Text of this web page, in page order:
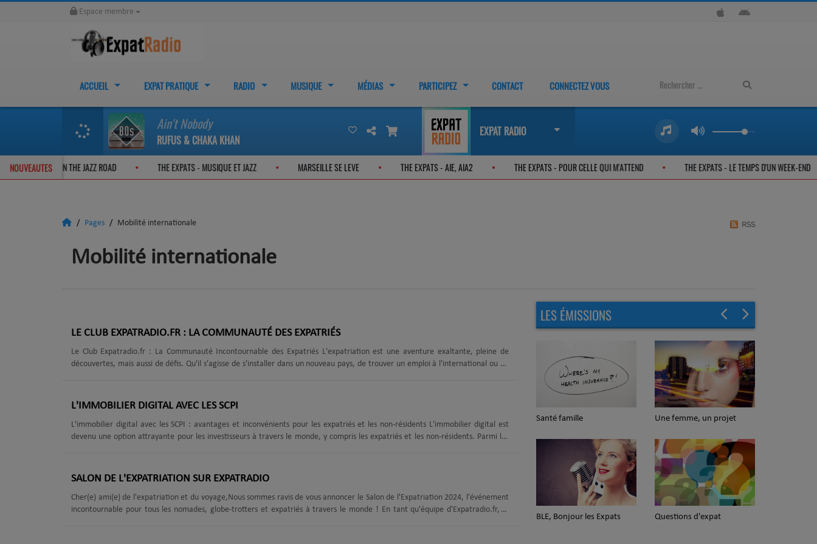
Espace membre
ACCUEIL EXPAT PRATIQUE RADIO MUSIQUE MÉDIAS PARTICIPEZ CONTACT CONNECTEZ VOUS
Ain't Nobody
RUFUS & CHAKA KHAN
EXPAT RADIO
NOUVEAUTESTHE EXPATS - ON THE JAZZ ROAD THE EXPATS - MUSIQUE ET JAZZ MARSEILLE SE LEVE THE EXPATS - AIE, AIA2 THE EXPATS - POUR CELLE QUI M'ATTEND THE EXPATS - LE TEMPS D'UN WEEK-
Pages Mobilité internationale
Mobilité internationale
RSS
LE CLUB EXPATRADIO.FR : LA COMMUNAUTÉ DES EXPATRIÉS
Le Club Expatradio.fr : La Communauté Incontournable des Expatriés L'expatriation est une aventure exaltante, pleine de
découvertes, mais aussi de défis. Qu'il s'agisse de s'installer dans un nouveau pays, de trouver un emploi à l'international ou de
le plus beau ? L'adhésion est 100 % gratuite ! Un Club Pensé pour......
L'IMMOBILIER DIGITAL AVEC LES SCPI
L'immobilier digital avec les SCPI : avantages et inconvénients pour les expatriés et les non-résidents L'immobilier digital est
devenu une option attrayante pour les investisseurs à travers le monde, y compris les expatriés et les non-résidents. Parmi les
sur les expatriés et les non-résidents.Avantages pour les expatriés et les......
SALON DE L'EXPATRIATION SUR EXPATRADIO
Cher(e) ami(e) de l'expatriation et du voyage,Nous sommes ravis de vous annoncer le Salon de l'Expatriation 2024, l'événement
incontournable pour tous les nomades, globe-trotters et expatriés à travers le monde ! En tant qu'équipe d'Expatradio.fr, la
LES ÉMISSIONS
l'immobilier.
Santé famille
BLE, Bonjour les Expats
Une femme, un projet
Questions d'expat